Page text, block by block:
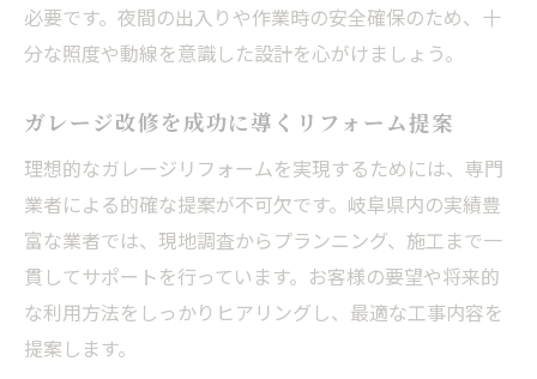
必要です。夜間の出入りや作業時の安全確保のため、十
分な照度や動線を意識した設計を心がけましょう。
ガレージ改修を成功に導くリフォーム提案
理想的なガレージリフォームを実現するためには、専門
業者による的確な提案が不可欠です。岐阜県内の実績豊
富な業者では、現地調査からプランニング、施工まで一
貫してサポートを行っています。お客様の要望や将来的
な利用方法をしっかりヒアリングし、最適な工事内容を
提案します。